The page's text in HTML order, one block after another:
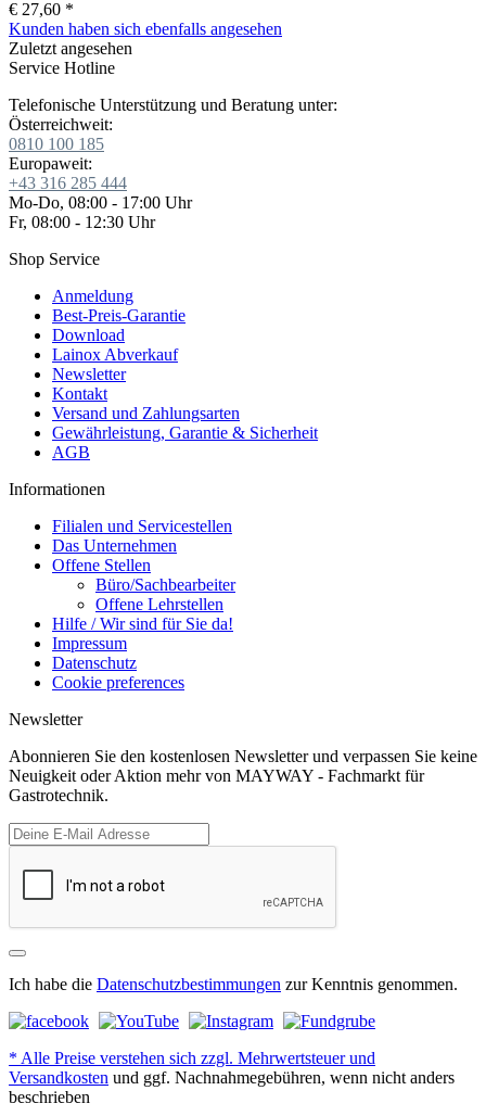
€ 27,60 *
Kunden haben sich ebenfalls angesehen
Zuletzt angesehen
Service Hotline
Telefonische Unterstützung und Beratung unter:
Österreichweit:
0810 100 185
Europaweit:
+43 316 285 444
Mo-Do, 08:00 - 17:00 Uhr
Fr, 08:00 - 12:30 Uhr
Shop Service
Anmeldung
Best-Preis-Garantie
Download
Lainox Abverkauf
Newsletter
Kontakt
Versand und Zahlungsarten
Gewährleistung, Garantie & Sicherheit
AGB
Informationen
Filialen und Servicestellen
Das Unternehmen
Offene Stellen
Büro/Sachbearbeiter
Offene Lehrstellen
Hilfe / Wir sind für Sie da!
Impressum
Datenschutz
Cookie preferences
Newsletter
Abonnieren Sie den kostenlosen Newsletter und verpassen Sie keine
Neuigkeit oder Aktion mehr von MAYWAY - Fachmarkt für
Gastrotechnik.
Ich habe die Datenschutzbestimmungen zur Kenntnis genommen.
* Alle Preise verstehen sich zzgl. Mehrwertsteuer und
Versandkosten und ggf. Nachnahmegebühren, wenn nicht anders
beschrieben